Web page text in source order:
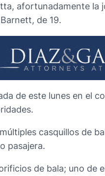
afortunadamente la
de 19.
de este lunes en el
casquillos de
pasajera.
de bala; uno